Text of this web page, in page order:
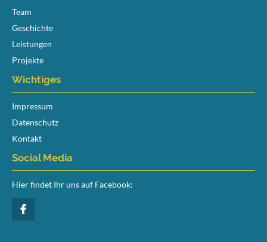
überspringen
Team
Geschichte
Leistungen
Projekte
Wichtiges
Navigation
überspringen
Impressum
Datenschutz
Kontakt
Social Media
Hier findet Ihr uns auf Facebook: